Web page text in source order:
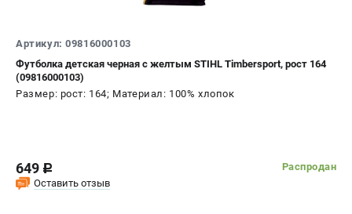
Артикул: 09816000103
Футболка детская черная с желтым STIHL Timbersport, рост 164
(09816000103)
Размер: рост: 164; Материал: 100% хлопок
649 c
Распродан
Оставить отзыв